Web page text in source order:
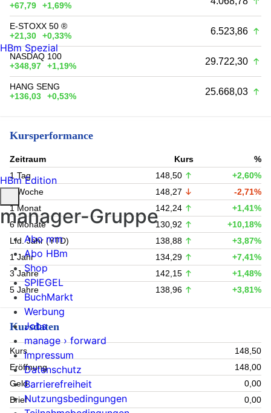
+67,79
+1,69%
E-STOXX 50 ®
+21,30
+0,33% 6.523,86
NASDAQ 100
+348,97
+1,19% 29.722,30
HANG SENG
+136,03
+0,53% 25.668,03
Kursperformance
Zeitraum Kurs
%
1 Tag
148,50
+2,60%
1 Woche
148,27
-2,71%
1 Monat
142,24
+1,41%
6 Monate
130,92
+10,18%
Lfd. Jahr (YTD)
138,88
+3,87%
1 Jahr
134,29
+7,41%
3 Jahre
142,15
+1,48%
5 Jahre
138,96 +3,81%
Kursdaten
Kurs
148,50
Eröffnung
148,00
Geld
0,00
Brief
0,00
HBm Spezial
HBm Edition
manager-Gruppe
Abo mm
Abo HBm
Shop
SPIEGEL
BuchMarkt
Werbung
Jobs
manage › forward
Impressum
Datenschutz
Barrierefreiheit
Nutzungsbedingungen